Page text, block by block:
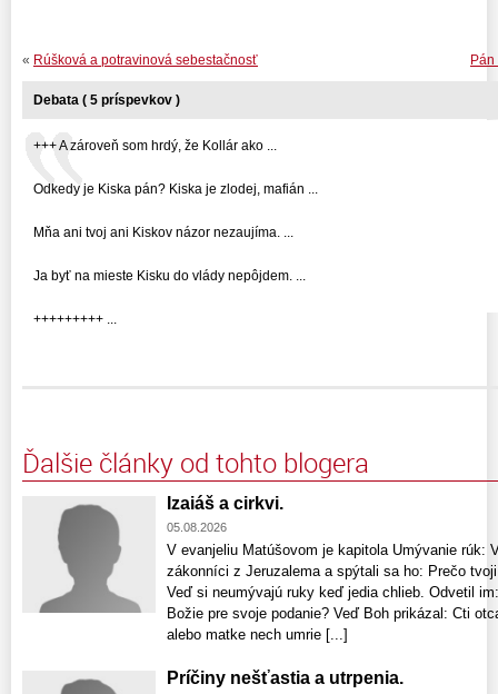
« Rúšková a potravinová sebestačnosť
Debata ( 5 príspevkov )
+++ A zároveň som hrdý, že Kollár ako ...
Odkedy je Kiska pán? Kiska je zlodej, mafián ...
Mňa ani tvoj ani Kiskov názor nezaujíma. ...
Ja byť na mieste Kisku do vlády nepôjdem. ...
+++++++++ ...
Ďalšie články od tohto blogera
Izaiáš a cirkvi.
05.08.2026
V evanjeliu Matúšovom je kapitola Umývanie rúk:
zákonníci z Jeruzalema a spýtali sa ho: Prečo
Veď si neumývajú ruky keď jedia chlieb. Odvetil
Božie pre svoje podanie? Veď Boh prikázal: Cti
alebo matke nech umrie [...]
Príčiny nešťastia a utrpenia.